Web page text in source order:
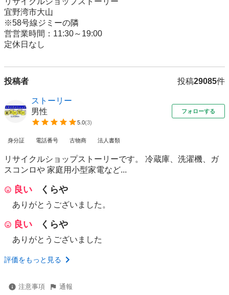
宜野湾市大山
※58号線ジミーの隣
営営業時間：11:30～19:00
定休日なし
投稿者 投稿29085件
ストーリー
男性
5.0(3)
フォローする
身分証 電話番号 古物商 法人書類
リサイクルショップストーリーです。 冷蔵庫、洗濯機、ガ
スコンロや 家庭用小型家電など...
良い くらや
ありがとうございました。
良い くらや
ありがとうございました
評価をもっと見る
注意事項 通報